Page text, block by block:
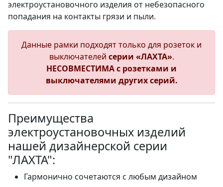
электроустановочного изделия от небезопасного
попадания на контакты грязи и пыли.
Данные рамки подходят только для розеток и
выключателей серии «ЛАХТА».
НЕСОВМЕСТИМА с розетками и
выключателями других серий.
Преимущества
электроустановочных изделий
нашей дизайнерской серии
"ЛАХТА":
Гармонично сочетаются с любым дизайном